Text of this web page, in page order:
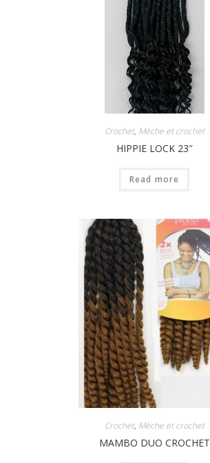
Crochet, Mèche et crochet
HIPPIE LOCK 23″
Read more
Crochet, Mèche et crochet
MAMBO DUO CROCHET